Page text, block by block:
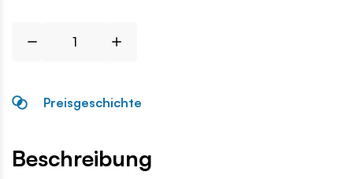
Preisgeschichte
Beschreibung